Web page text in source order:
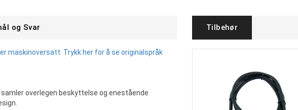
og Svar
maskinoversatt. Trykk her for å se originalspråk
overlegen beskyttelse og enestående
Tilbehør